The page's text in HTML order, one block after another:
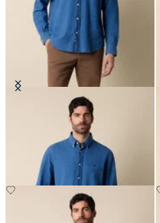
Camicia Denim Regular Fit con
Collo Button Down
CHF 108.50